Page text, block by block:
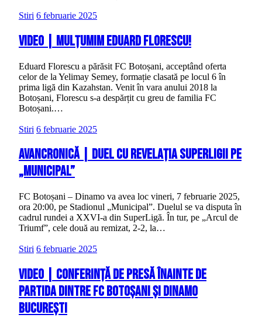
Stiri 6 februarie 2025
VIDEO | Mulțumim Eduard Florescu!
Eduard Florescu a părăsit FC Botoșani, acceptând oferta
celor de la Yelimay Semey, formație clasată pe locul 6 în
prima ligă din Kazahstan. Venit în vara anului 2018 la
Botoșani, Florescu s-a despărțit cu greu de familia FC
Botoșani.…
Stiri 6 februarie 2025
Avancronică | Duel cu revelația SuperLigii pe
„Municipal”
FC Botoșani – Dinamo va avea loc vineri, 7 februarie 2025,
ora 20:00, pe Stadionul „Municipal”. Duelul se va disputa în
cadrul rundei a XXVI-a din SuperLigă. În tur, pe „Arcul de
Triumf”, cele două au remizat, 2-2, la…
Stiri 6 februarie 2025
VIDEO | Conferință de presă înainte de
partida dintre FC Botoșani și Dinamo
București